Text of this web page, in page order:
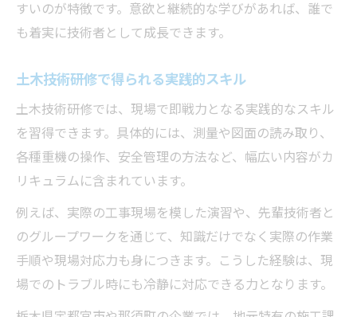
すいのが特徴です。意欲と継続的な学びがあれば、誰で
も着実に技術者として成長できます。
土木技術研修で得られる実践的スキル
土木技術研修では、現場で即戦力となる実践的なスキル
を習得できます。具体的には、測量や図面の読み取り、
各種重機の操作、安全管理の方法など、幅広い内容がカ
リキュラムに含まれています。
例えば、実際の工事現場を模した演習や、先輩技術者と
のグループワークを通じて、知識だけでなく実際の作業
手順や現場対応力も身につきます。こうした経験は、現
場でのトラブル時にも冷静に対応できる力となります。